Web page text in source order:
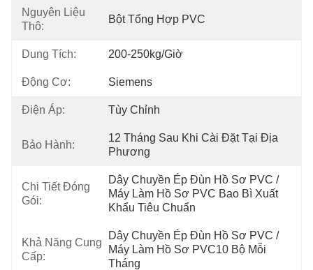
Nguyên Liệu
Thô:
Bột Tổng Hợp PVC
Dung Tích: 200-250kg/giờ
Động Cơ: Siemens
Điện Áp: Tùy Chỉnh
Bảo Hành:
12 Tháng Sau Khi Cài Đặt Tại Địa
Phương
Chi Tiết Đóng
Gói:
Dây Chuyền Ép Đùn Hồ Sơ PVC /
Máy Làm Hồ Sơ PVC Bao Bì Xuất
Khẩu Tiêu Chuẩn
Khả Năng Cung
Cấp:
Dây Chuyền Ép Đùn Hồ Sơ PVC /
Máy Làm Hồ Sơ PVC10 Bộ Mỗi
Tháng